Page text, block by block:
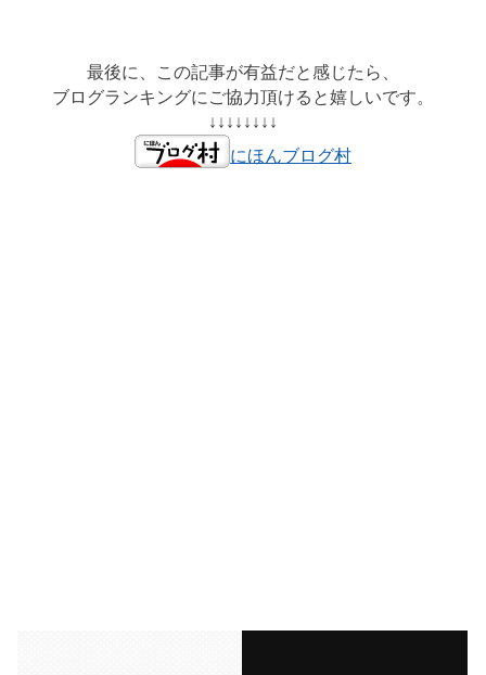
最後に、この記事が有益だと感じたら、
ブログランキングにご協力頂けると嬉しいです。
↓↓↓↓↓↓↓↓
にほんブログ村